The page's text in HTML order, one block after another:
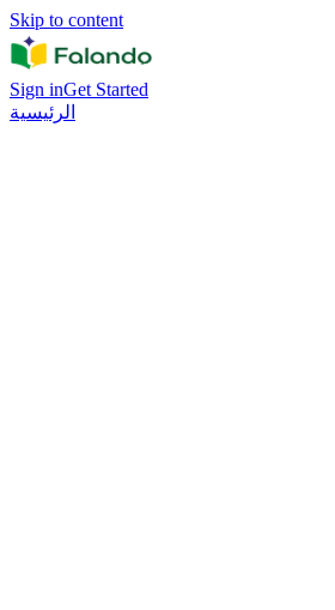
Skip to content
Sign inGet Started
الرئيسية